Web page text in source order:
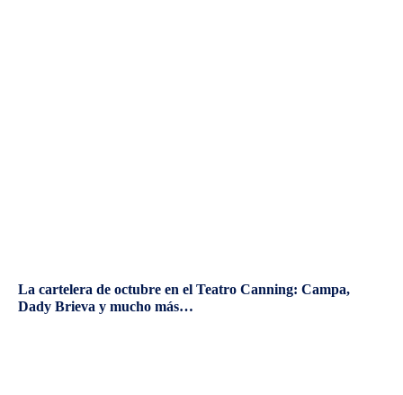
La cartelera de octubre en el Teatro Canning: Campa,
Dady Brieva y mucho más…